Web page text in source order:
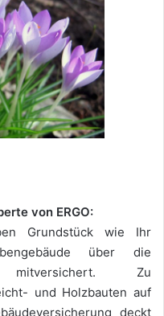
von ERGO:
Grundstück wie Ihr
über die
mitversichert. Zu
und Holzbauten auf
deckt